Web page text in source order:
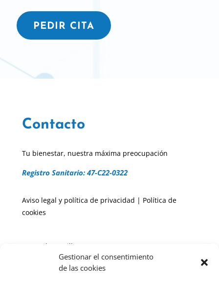
Gestionar el consentimiento
de las cookies
PEDIR CITA
Contacto
Tu bienestar, nuestra máxima preocupación
Registro Sanitario: 47-C22-0322
Aviso legal y política de privacidad | Política de
cookies
Paseo de Zorrilla, 134
(junto a El Corte Inglés)
47006 – Valladolid